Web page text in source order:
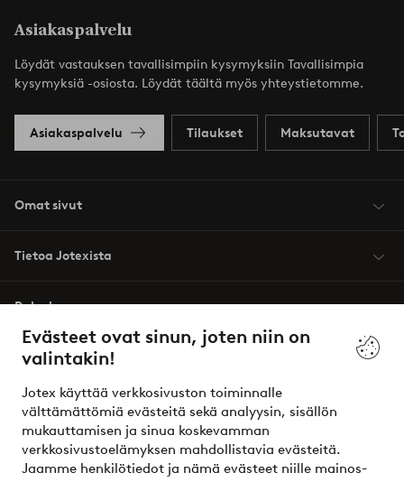
Evästeet ovat sinun, joten niin on
valintakin!
Jotex käyttää verkkosivuston toiminnalle
välttämättömiä evästeitä sekä analyysin, sisällön
mukauttamisen ja sinua koskevamman
verkkosivustoelämyksen mahdollistavia evästeitä.
Jaamme henkilötiedot ja nämä evästeet niille mainos-
Asiakaspalvelu
Löydät vastauksen tavallisimpiin kysymyksiin Tavallisimpia
kysymyksiä -osiosta. Löydät täältä myös yhteystietomme.
Asiakaspalvelu Tilaukset Maksutavat
Omat sivut
Tietoa Jotexista
Palvelumme
Ehdot
Ystävät